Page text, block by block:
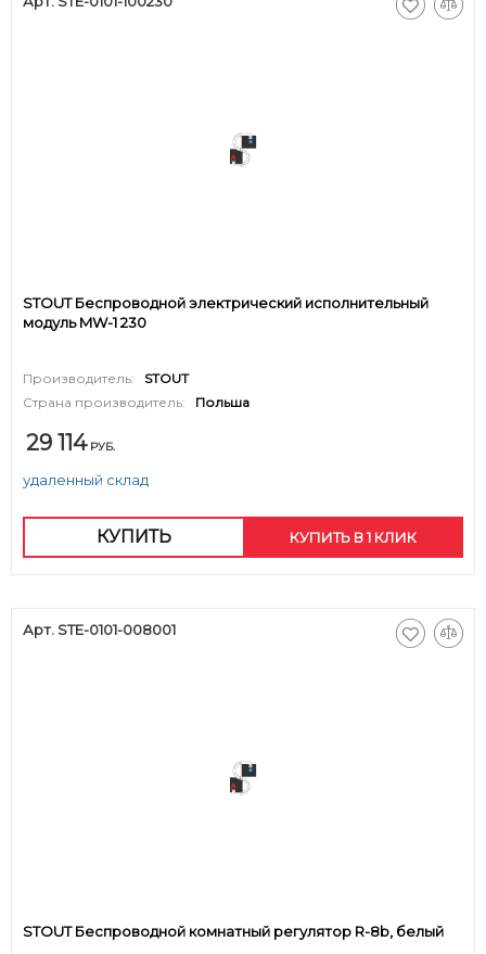
STOUT Беспроводной электрический исполнительный
модуль MW-1 230
Производитель:
STOUT
Страна производитель:
Польша
29 114 РУБ.
удаленный склад
КУПИТЬ КУПИТЬ В 1 КЛИК
Арт. STE-0101-008001
STOUT Беспроводной комнатный регулятор R-8b, белый